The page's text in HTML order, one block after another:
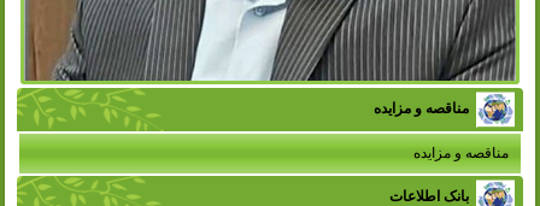
مناقصه و مزایده
مناقصه و مزایده
بانک اطلاعات